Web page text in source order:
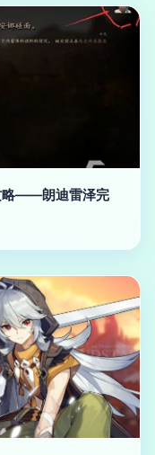
略——朗迪雷泽完